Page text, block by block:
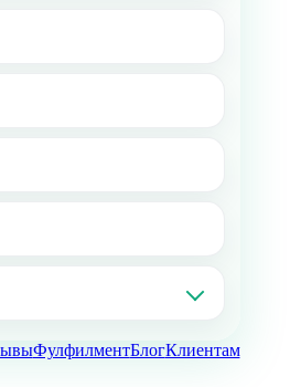
ФулфилментБлогКлиентам